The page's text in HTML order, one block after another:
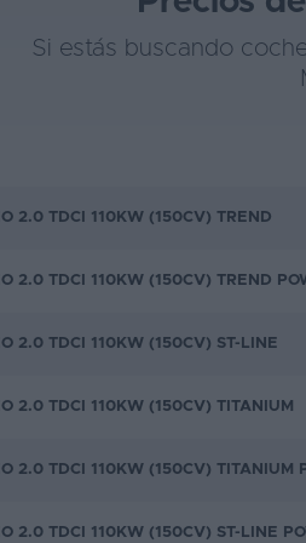
Si estás buscando
2.0 TDCI 110KW (150CV) TREND
2.0 TDCI 110KW (150CV) TREND
2.0 TDCI 110KW (150CV) ST-LINE
2.0 TDCI 110KW (150CV) TITANIUM
2.0 TDCI 110KW (150CV) TITANIUM
2.0 TDCI 110KW (150CV) ST-LINE